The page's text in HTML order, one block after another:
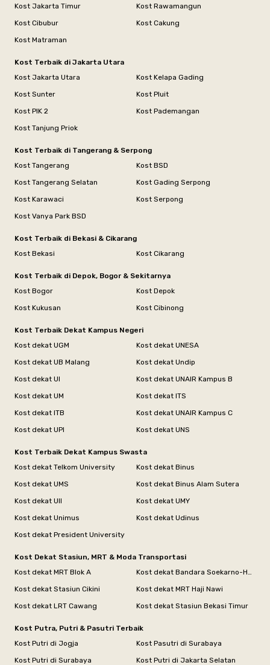
Kost Jakarta Timur
Kost Rawamangun
Kost Cibubur
Kost Cakung
Kost Matraman
Kost Terbaik di Jakarta Utara
Kost Jakarta Utara
Kost Kelapa Gading
Kost Sunter
Kost Pluit
Kost PIK 2
Kost Pademangan
Kost Tanjung Priok
Kost Terbaik di Tangerang & Serpong
Kost Tangerang
Kost BSD
Kost Tangerang Selatan
Kost Gading Serpong
Kost Karawaci
Kost Serpong
Kost Vanya Park BSD
Kost Terbaik di Bekasi & Cikarang
Kost Bekasi
Kost Cikarang
Kost Terbaik di Depok, Bogor & Sekitarnya
Kost Bogor
Kost Depok
Kost Kukusan
Kost Cibinong
Kost Terbaik Dekat Kampus Negeri
Kost dekat UGM
Kost dekat UNESA
Kost dekat UB Malang
Kost dekat Undip
Kost dekat UI
Kost dekat UNAIR Kampus B
Kost dekat UM
Kost dekat ITS
Kost dekat ITB
Kost dekat UNAIR Kampus C
Kost dekat UPI
Kost dekat UNS
Kost Terbaik Dekat Kampus Swasta
Kost dekat Telkom University
Kost dekat Binus
Kost dekat UMS
Kost dekat Binus Alam Sutera
Kost dekat UII
Kost dekat UMY
Kost dekat Unimus
Kost dekat Udinus
Kost dekat President University
Kost Dekat Stasiun, MRT & Moda Transportasi
Kost dekat MRT Blok A
Kost dekat Bandara Soekarno-Hatta
Kost dekat Stasiun Cikini
Kost dekat MRT Haji Nawi
Kost dekat LRT Cawang
Kost dekat Stasiun Bekasi Timur
Kost Putra, Putri & Pasutri Terbaik
Kost Putri di Jogja
Kost Pasutri di Surabaya
Kost Putri di Surabaya
Kost Putri di Jakarta Selatan